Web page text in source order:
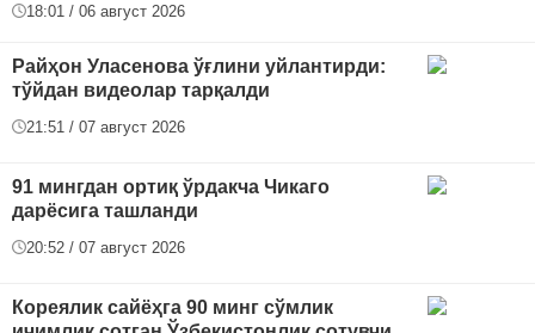
18:01 / 06 август 2026
Райҳон Уласенова ўғлини уйлантирди:
тўйдан видеолар тарқалди
21:51 / 07 август 2026
91 мингдан ортиқ ўрдакча Чикаго
дарёсига ташланди
20:52 / 07 август 2026
Кореялик сайёҳга 90 минг сўмлик